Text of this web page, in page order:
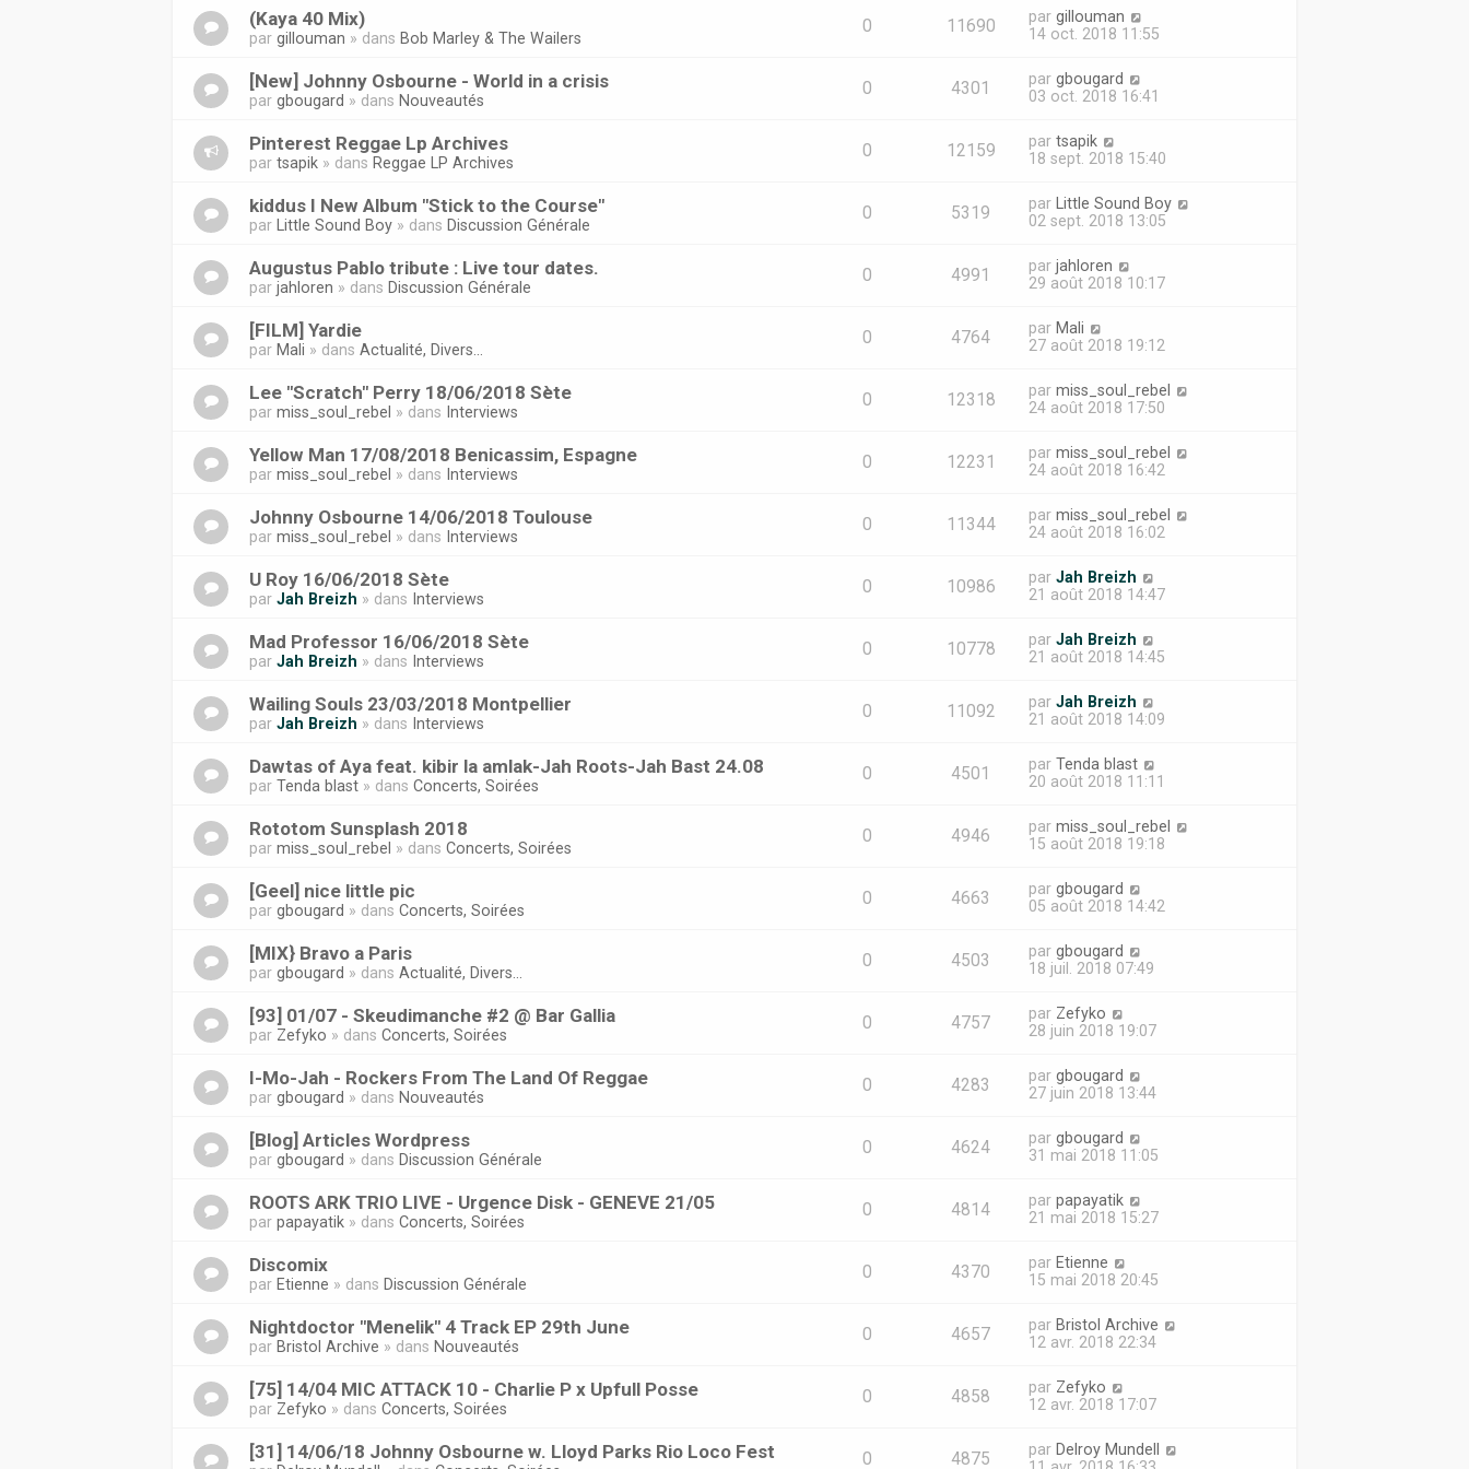
(Kaya 40 Mix)
pargillouman » dans Bob Marley & The Wailers
0 11690 par gillouman
14 oct. 2018 11:55
[New] Johnny Osbourne - World in a crisis
pargbougard » dans Nouveautés
0 4301 par gbougard
03 oct. 2018 16:41
Pinterest Reggae Lp Archives
partsapik » dans Reggae LP Archives
0 12159 par tsapik
18 sept. 2018 15:40
kiddus I New Album "Stick to the Course"
par Little Sound Boy » dans Discussion Générale
0 5319 par
Little Sound Boy
02 sept. 2018 13:05
Augustus Pablo tribute : Live tour dates.
parjahloren » dans Discussion Générale
0 4991 par jahloren
29 août 2018 10:17
[FILM] Yardie
par Mali » dansActualité, Divers...
0 4764 par Mali
27 août 2018 19:12
Lee "Scratch" Perry 18/06/2018 Sète
parmiss_soul_rebel » dans Interviews
0 12318 par miss_soul_rebel
24 août 2018 17:50
Yellow Man 17/08/2018 Benicassim, Espagne
parmiss_soul_rebel » dans Interviews
0 12231 par miss_soul_rebel
24 août 2018 16:42
Johnny Osbourne 14/06/2018 Toulouse
parmiss_soul_rebel » dans Interviews
0 11344 par miss_soul_rebel
24 août 2018 16:02
U Roy 16/06/2018 Sète
parJah Breizh » dans Interviews
0 10986 par Jah Breizh
21 août 2018 14:47
Mad Professor 16/06/2018 Sète
parJah Breizh » dans Interviews
0 10778 par Jah Breizh
21 août 2018 14:45
Wailing Souls 23/03/2018 Montpellier
parJah Breizh » dans Interviews
0 11092 par Jah Breizh
21 août 2018 14:09
Dawtas of Aya feat. kibir la amlak-Jah Roots-Jah Bast 24.08
parTenda blast » dansConcerts, Soirées
0 4501 par Tenda blast
20 août 2018 11:11
Rototom Sunsplash 2018
parmiss_soul_rebel » dansConcerts, Soirées
0 4946 par miss_soul_rebel
15 août 2018 19:18
[Geel] nice little pic
pargbougard » dansConcerts, Soirées
0 4663 par gbougard
05 août 2018 14:42
[MIX} Bravo a Paris
pargbougard » dansActualité, Divers...
0 4503 par gbougard
18 juil. 2018 07:49
[93] 01/07 - Skeudimanche #2 @ Bar Gallia
par Zefyko » dansConcerts, Soirées
0 4757 par Zefyko
28 juin 2018 19:07
I-Mo-Jah - Rockers From The Land Of Reggae
pargbougard » dans Nouveautés
0 4283 par gbougard
27 juin 2018 13:44
[Blog] Articles Wordpress
pargbougard » dans Discussion Générale
0 4624 par gbougard
31 mai 2018 11:05
ROOTS ARK TRIO LIVE - Urgence Disk - GENEVE 21/05
parpapayatik » dansConcerts, Soirées
0 4814 par papayatik
21 mai 2018 15:27
Discomix
par Etienne » dans Discussion Générale
0 4370 par Etienne
15 mai 2018 20:45
Nightdoctor "Menelik" 4 Track EP 29th June
par Bristol Archive » dans Nouveautés
0 4657 par Bristol Archive
12 avr. 2018 22:34
[75] 14/04 MIC ATTACK 10 - Charlie P x Upfull Posse
par Zefyko » dansConcerts, Soirées
0 4858 par Zefyko
12 avr. 2018 17:07
[31] 14/06/18 Johnny Osbourne w. Lloyd Parks Rio Loco Fest 0 4875 par Delroy Mundell